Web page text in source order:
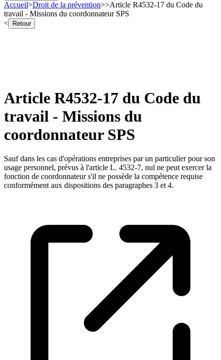
Accueil>Droit de la prévention>>Article R4532-17 du Code du
travail - Missions du coordonnateur SPS
<
Retour
Article R4532-17 du Code du
travail - Missions du
coordonnateur SPS
Sauf dans les cas d'opérations entreprises par un particulier pour son
usage personnel, prévus à l'article L. 4532-7, nul ne peut exercer la
fonction de coordonnateur s'il ne possède la compétence requise
conformément aux dispositions des paragraphes 3 et 4.